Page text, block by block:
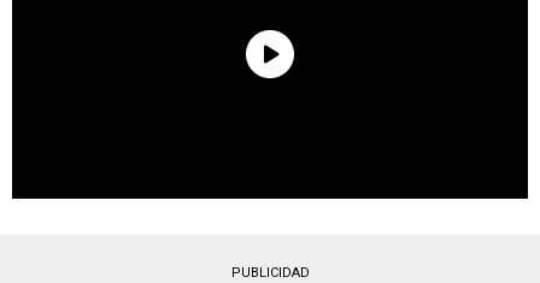
PUBLICIDAD